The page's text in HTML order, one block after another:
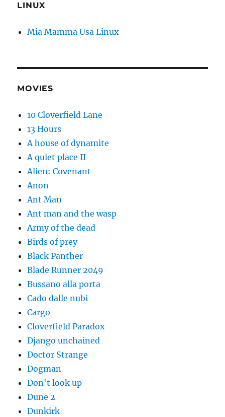
LINUX
Mia Mamma Usa Linux
MOVIES
10 Cloverfield Lane
13 Hours
A house of dynamite
A quiet place II
Alien: Covenant
Anon
Ant Man
Ant man and the wasp
Army of the dead
Birds of prey
Black Panther
Blade Runner 2049
Bussano alla porta
Cado dalle nubi
Cargo
Cloverfield Paradox
Django unchained
Doctor Strange
Dogman
Don't look up
Dune 2
Dunkirk